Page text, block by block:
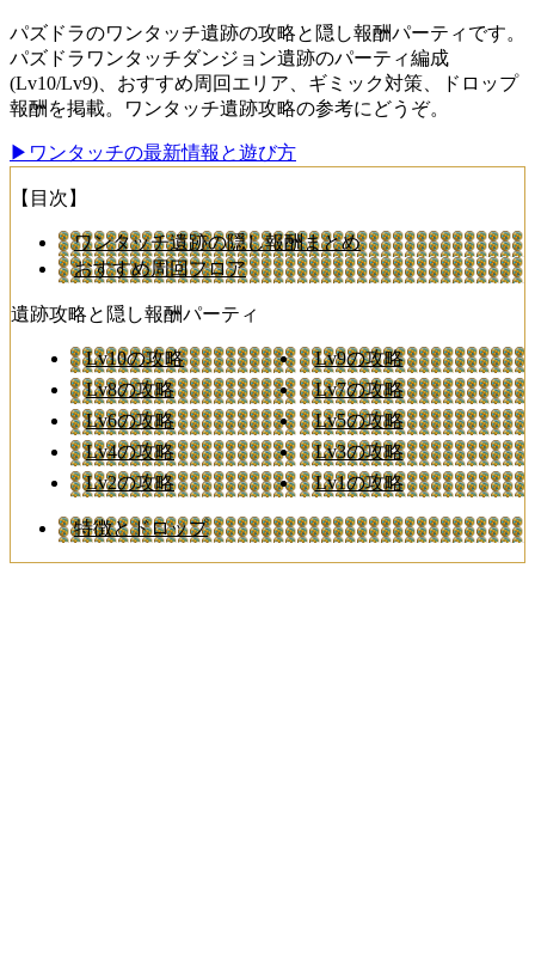
パズドラのワンタッチ遺跡の攻略と隠し報酬パーティです。
パズドラワンタッチダンジョン遺跡のパーティ編成
(Lv10/Lv9)、おすすめ周回エリア、ギミック対策、ドロップ
報酬を掲載。ワンタッチ遺跡攻略の参考にどうぞ。
▶︎ワンタッチの最新情報と遊び方
【目次】
ワンタッチ遺跡の隠し報酬まとめ
おすすめ周回フロア
遺跡攻略と隠し報酬パーティ
Lv10の攻略
Lv9の攻略
Lv8の攻略
Lv7の攻略
Lv6の攻略
Lv5の攻略
Lv4の攻略
Lv3の攻略
Lv2の攻略
Lv1の攻略
特徴とドロップ